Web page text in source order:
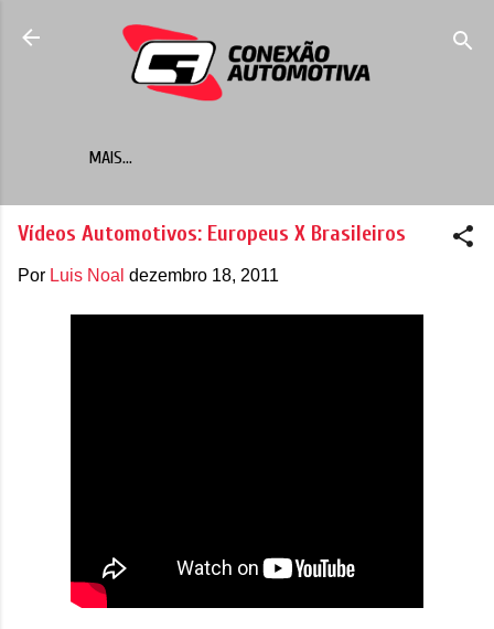
Pular para o conteúdo principal
MAIS…
Vídeos Automotivos: Europeus X Brasileiros
Por Luis Noal dezembro 18, 2011